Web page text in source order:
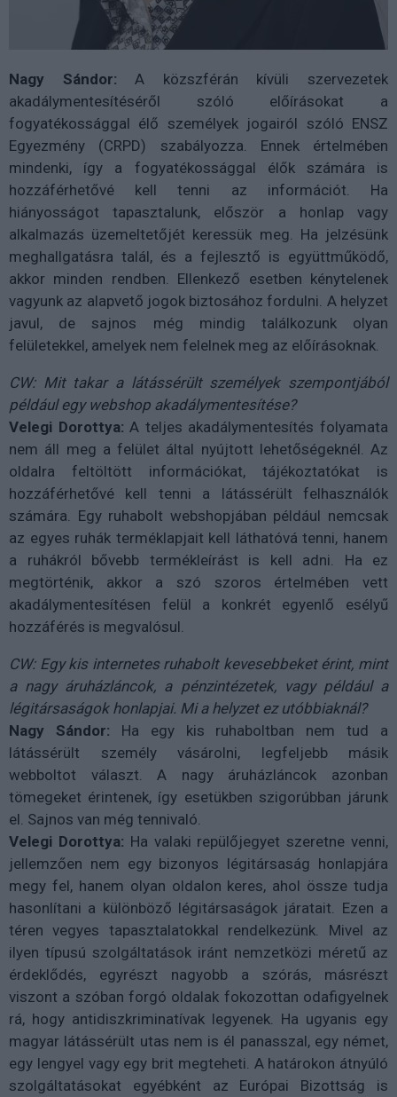
Nagy Sándor: A közszférán kívüli szervezetek
akadálymentesítéséről szóló előírásokat a
fogyatékossággal élő személyek jogairól szóló ENSZ
Egyezmény (CRPD) szabályozza. Ennek értelmében
mindenki, így a fogyatékossággal élők számára is
hozzáférhetővé kell tenni az információt. Ha
hiányosságot tapasztalunk, először a honlap vagy
alkalmazás üzemeltetőjét keressük meg. Ha jelzésünk
meghallgatásra talál, és a fejlesztő is együttműködő,
akkor minden rendben. Ellenkező esetben kénytelenek
vagyunk az alapvető jogok biztosához fordulni. A helyzet
javul, de sajnos még mindig találkozunk olyan
felületekkel, amelyek nem felelnek meg az előírásoknak.
CW: Mit takar a látássérült személyek szempontjából
például egy webshop akadálymentesítése?
Velegi Dorottya: A teljes akadálymentesítés folyamata
nem áll meg a felület által nyújtott lehetőségeknél. Az
oldalra feltöltött információkat, tájékoztatókat is
hozzáférhetővé kell tenni a látássérült felhasználók
számára. Egy ruhabolt webshopjában például nemcsak
az egyes ruhák terméklapjait kell láthatóvá tenni, hanem
a ruhákról bővebb termékleírást is kell adni. Ha ez
megtörténik, akkor a szó szoros értelmében vett
akadálymentesítésen felül a konkrét egyenlő esélyű
hozzáférés is megvalósul.
CW: Egy kis internetes ruhabolt kevesebbeket érint, mint
a nagy áruházláncok, a pénzintézetek, vagy például a
légitársaságok honlapjai. Mi a helyzet ez utóbbiaknál?
Nagy Sándor: Ha egy kis ruhaboltban nem tud a
látássérült személy vásárolni, legfeljebb másik
webboltot választ. A nagy áruházláncok azonban
tömegeket érintenek, így esetükben szigorúbban járunk
el. Sajnos van még tennivaló.
Velegi Dorottya: Ha valaki repülőjegyet szeretne venni,
jellemzően nem egy bizonyos légitársaság honlapjára
megy fel, hanem olyan oldalon keres, ahol össze tudja
hasonlítani a különböző légitársaságok járatait. Ezen a
téren vegyes tapasztalatokkal rendelkezünk. Mivel az
ilyen típusú szolgáltatások iránt nemzetközi méretű az
érdeklődés, egyrészt nagyobb a szórás, másrészt
viszont a szóban forgó oldalak fokozottan odafigyelnek
rá, hogy antidiszkriminatívak legyenek. Ha ugyanis egy
magyar látássérült utas nem is él panasszal, egy német,
egy lengyel vagy egy brit megteheti. A határokon átnyúló
szolgáltatásokat egyébként az Európai Bizottság is